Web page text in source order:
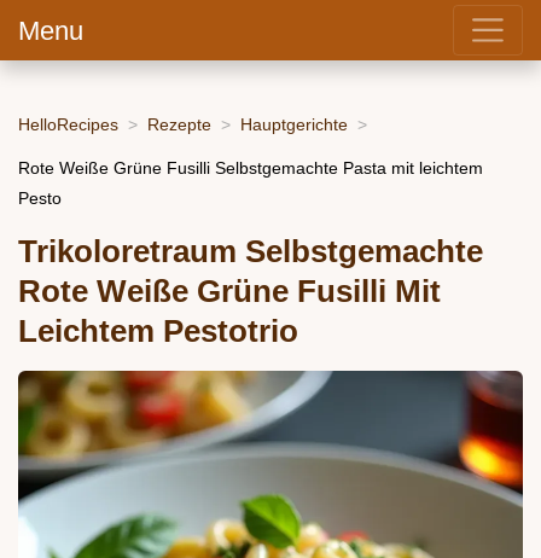
Menu
HelloRecipes Rezepte Hauptgerichte
Rote Weiße Grüne Fusilli Selbstgemachte Pasta mit leichtem
Pesto
Trikoloretraum Selbstgemachte
Rote Weiße Grüne Fusilli Mit
Leichtem Pestotrio